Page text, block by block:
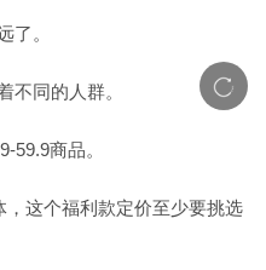
。
同的人群。
商品。
这个福利款定价至少要挑选